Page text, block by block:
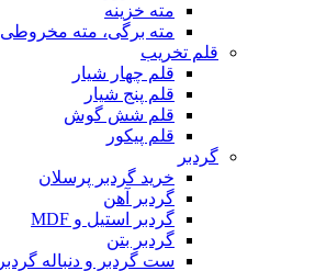
مته خزینه
مته برگی، مته مخروطی
قلم تخریب
قلم چهار شیار
قلم پنج شیار
قلم شش گوش
قلم پیکور
گردبر
خرید گردبر پرسلان
گردبر آهن
گردبر استیل و MDF
گردبر بتن
ست گردبر و دنباله گردبر